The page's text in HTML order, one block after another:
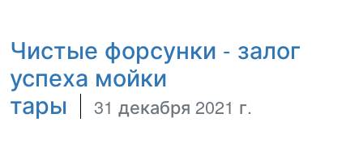
Чистые форсунки - залог
успеха мойки
тары
31 декабря 2021 г.